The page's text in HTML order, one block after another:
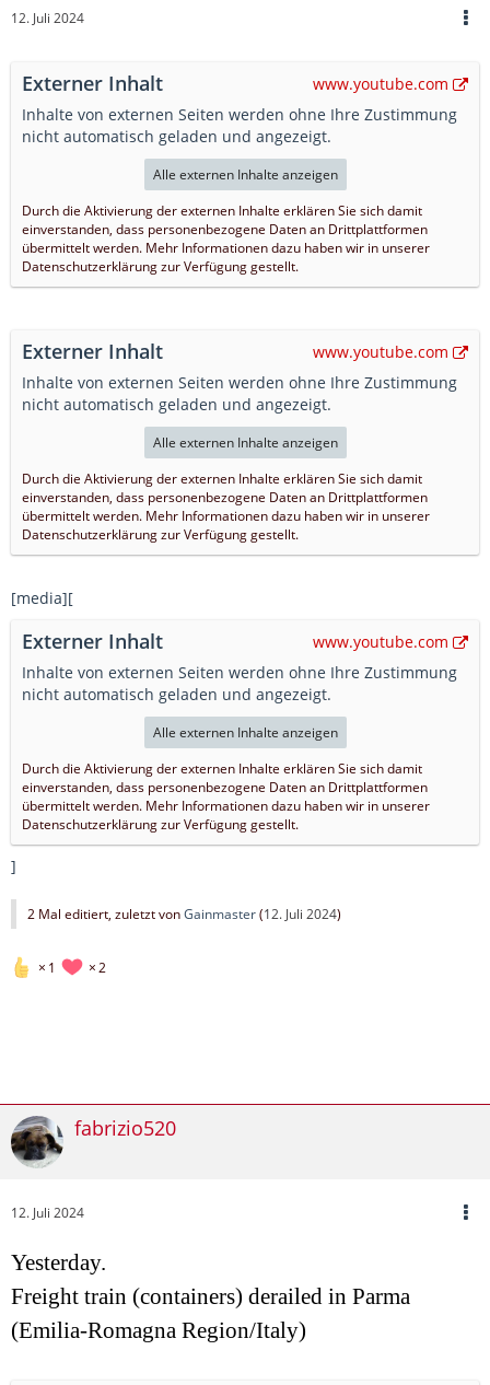
12. Juli 2024
Externer Inhalt
www.youtube.com
Inhalte von externen Seiten werden ohne Ihre Zustimmung
nicht automatisch geladen und angezeigt.
Alle externen Inhalte anzeigen
Durch die Aktivierung der externen Inhalte erklären Sie sich damit
einverstanden, dass personenbezogene Daten an Drittplattformen
übermittelt werden. Mehr Informationen dazu haben wir in unserer
Datenschutzerklärung zur Verfügung gestellt.
Externer Inhalt
www.youtube.com
Inhalte von externen Seiten werden ohne Ihre Zustimmung
nicht automatisch geladen und angezeigt.
Alle externen Inhalte anzeigen
Durch die Aktivierung der externen Inhalte erklären Sie sich damit
einverstanden, dass personenbezogene Daten an Drittplattformen
übermittelt werden. Mehr Informationen dazu haben wir in unserer
Datenschutzerklärung zur Verfügung gestellt.
[media][
Externer Inhalt
www.youtube.com
Inhalte von externen Seiten werden ohne Ihre Zustimmung
nicht automatisch geladen und angezeigt.
Alle externen Inhalte anzeigen
Durch die Aktivierung der externen Inhalte erklären Sie sich damit
einverstanden, dass personenbezogene Daten an Drittplattformen
übermittelt werden. Mehr Informationen dazu haben wir in unserer
Datenschutzerklärung zur Verfügung gestellt.
]
2 Mal editiert, zuletzt vonGainmaster(12. Juli 2024)
1 2
fabrizio520
12. Juli 2024
Yesterday.
Freight train (containers) derailed in Parma
(Emilia-Romagna Region/Italy)